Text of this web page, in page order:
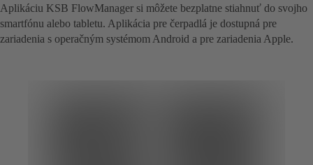
Aplikáciu KSB FlowManager si môžete bezplatne stiahnuť do svojho
smartfónu alebo tabletu. Aplikácia pre čerpadlá je dostupná pre
zariadenia s operačným systémom Android a pre zariadenia Apple.